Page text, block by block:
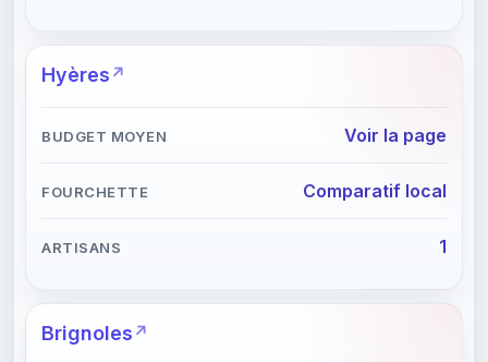
Hyères
Voir la page
Comparatif local
1
Brignoles